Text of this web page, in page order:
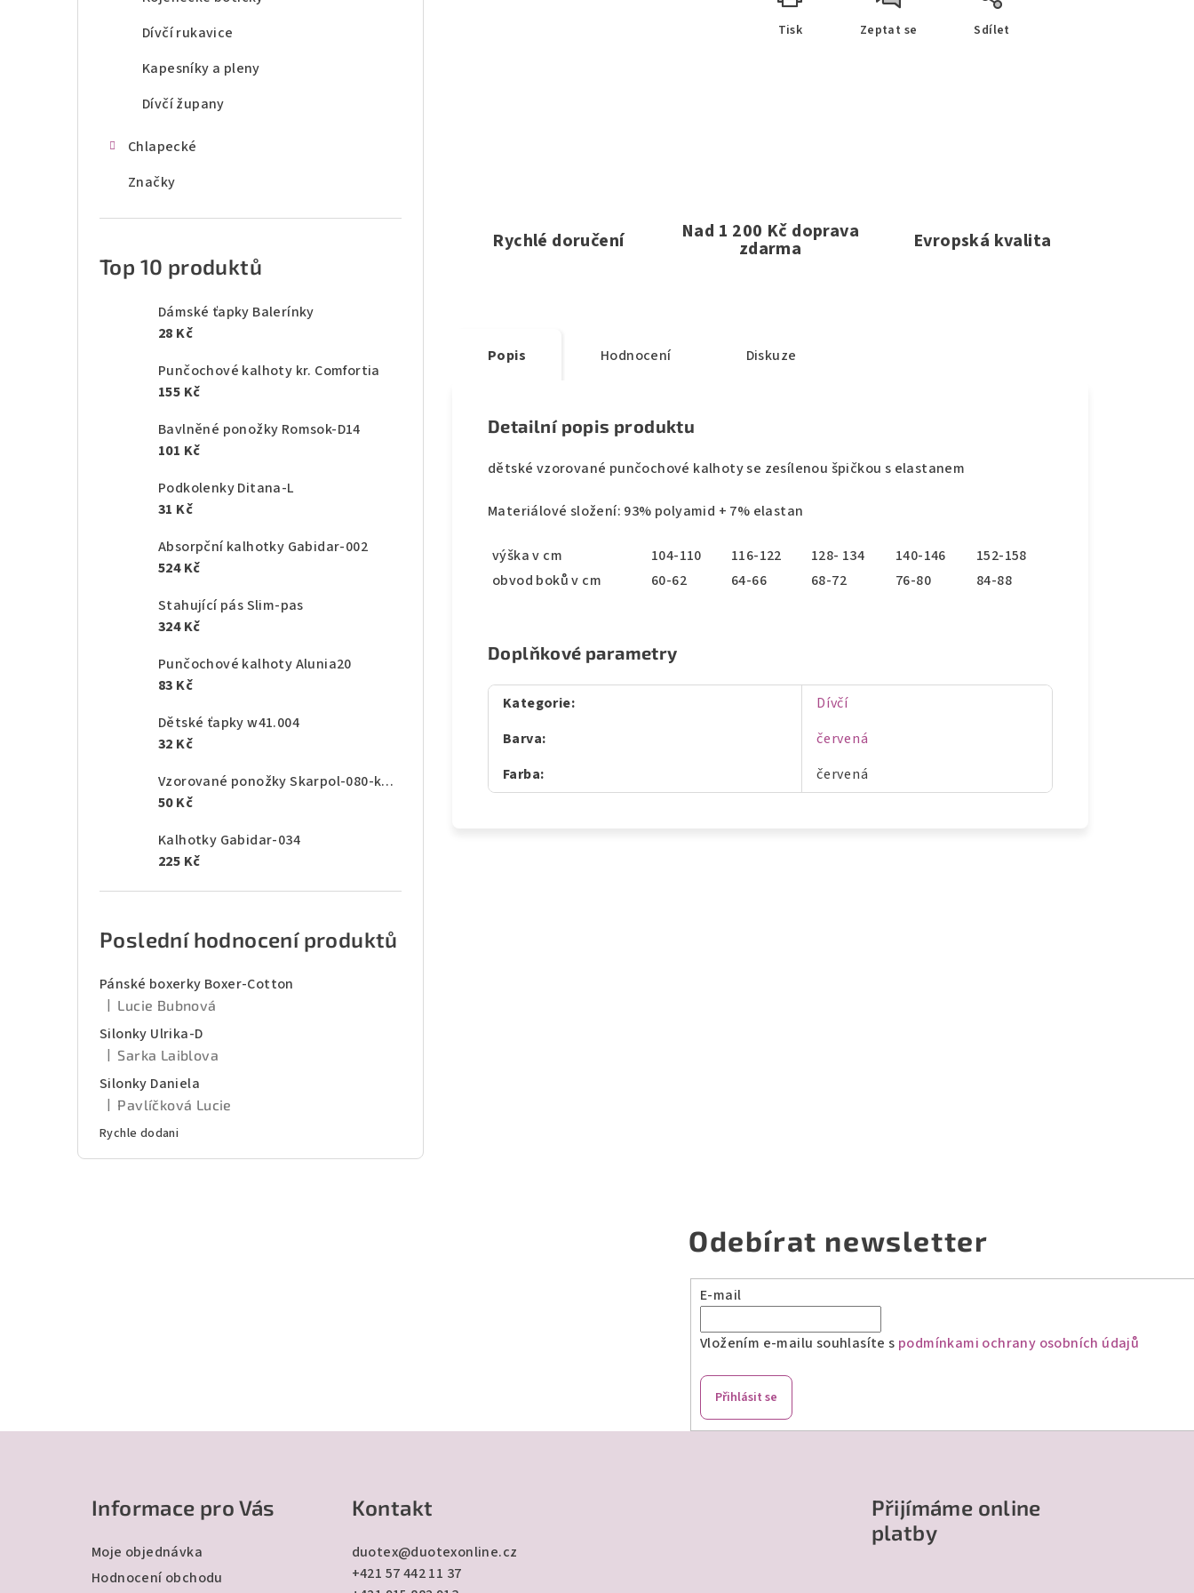
Dívčí rukavice
Kapesníky a pleny
Dívčí župany
Chlapecké
Značky
Top 10 produktů
Dámské ťapky Balerínky
28 Kč
Punčochové kalhoty kr. Comfortia
155 Kč
Bavlněné ponožky Romsok-D14
101 Kč
Podkolenky Ditana-L
31 Kč
Absorpční kalhotky Gabidar-002
524 Kč
Stahující pás Slim-pas
324 Kč
Punčochové kalhoty Alunia20
83 Kč
Dětské ťapky w41.004
32 Kč
Vzorované ponožky Skarpol-080-kaktus
50 Kč
Kalhotky Gabidar-034
225 Kč
Poslední hodnocení produktů
Pánské boxerky Boxer-Cotton
Hodnocení produktu je 5 z 5 hvězdiček.
Lucie Bubnová
Silonky Ulrika-D
Hodnocení produktu je 5 z 5 hvězdiček.
Sarka Laiblova
Silonky Daniela
Hodnocení produktu je 5 z 5 hvězdiček.
Pavlíčková Lucie
Rychle dodani
Tisk Zeptat se Sdílet
Rychlé doručení Nad 1 200 Kč doprava
zdarma Evropská kvalita
Popis Hodnocení Diskuze
Detailní popis produktu
dětské vzorované punčochové kalhoty se zesílenou špičkou s elastanem
Materiálové složení: 93% polyamid + 7% elastan
výška v cm 104-110 116-122 128- 134 140-146
152-158
obvod boků v cm
60-62 64-66 68-72 76-80 84-88
Doplňkové parametry
Kategorie:
Dívčí
Barva:
červená
Farba: červená
Odebírat newsletter
E-mail
Vložením e-mailu souhlasíte s podmínkami ochrany osobních údajů
Přihlásit se
Informace pro Vás
Moje objednávka
Hodnocení obchodu
Kontakt
duotex@duotexonline.cz
+421 57 442 11 37
Přijímáme online
platby